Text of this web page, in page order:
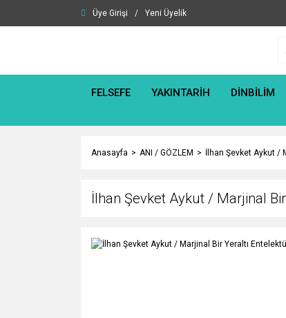
Üye Girişi / Yeni Üyelik
FELSEFE YAKINTARİH DİNBİLİM
Anasayfa ANI / GÖZLEM İlhan Şevket Aykut /
İlhan Şevket Aykut / Marjinal